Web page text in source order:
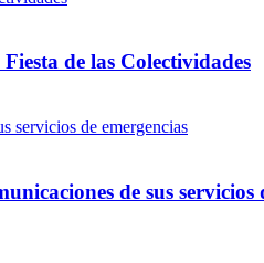
de las Colectividades
de sus servicios